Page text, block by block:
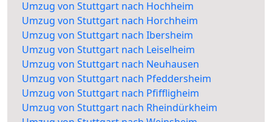
Umzug von Stuttgart nach Hochheim
Umzug von Stuttgart nach Horchheim
Umzug von Stuttgart nach Ibersheim
Umzug von Stuttgart nach Leiselheim
Umzug von Stuttgart nach Neuhausen
Umzug von Stuttgart nach Pfeddersheim
Umzug von Stuttgart nach Pfiffligheim
Umzug von Stuttgart nach Rheindürkheim